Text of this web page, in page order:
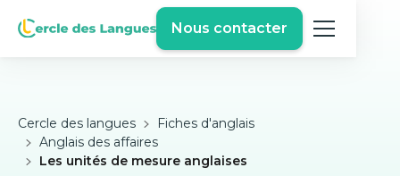
Nous contacter
Cercle des langues
Fiches d'anglais
Anglais des affaires
Les unités de mesure anglaises